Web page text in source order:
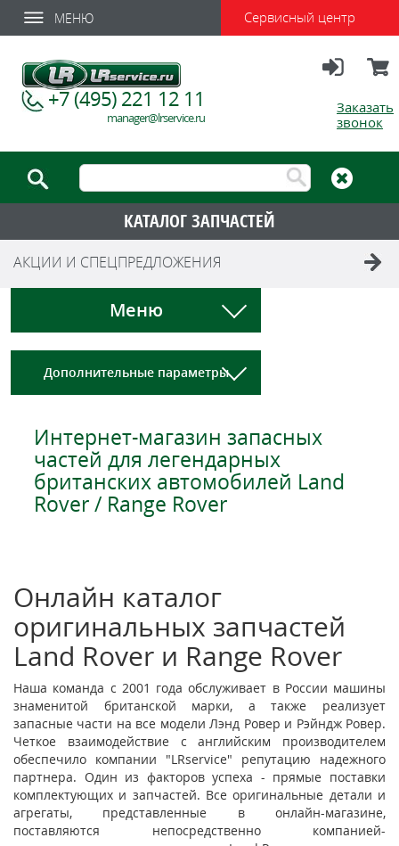
МЕНЮ Сервисный центр
Заказать
звонок
+7 (495) 221 12 11
manager@lrservice.ru
КАТАЛОГ ЗАПЧАСТЕЙ
АКЦИИ И СПЕЦПРЕДЛОЖЕНИЯ
Меню
Дополнительные параметры
Интернет-магазин запасных
частей для легендарных
британских автомобилей Land
Rover / Range Rover
Онлайн каталог
оригинальных запчастей
Land Rover и Range Rover
Наша команда с 2001 года обслуживает в России машины
знаменитой британской марки, а также реализует
запасные части на все модели Лэнд Ровер и Рэйндж Ровер.
Четкое взаимодействие с английским производителем
обеспечило компании "LRservice" репутацию надежного
партнера. Один из факторов успеха - прямые поставки
комплектующих и запчастей. Все оригинальные детали и
агрегаты, представленные в онлайн-магазине,
поставляются непосредственно компанией-